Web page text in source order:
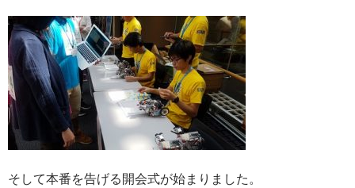
そして本番を告げる開会式が始まりました。